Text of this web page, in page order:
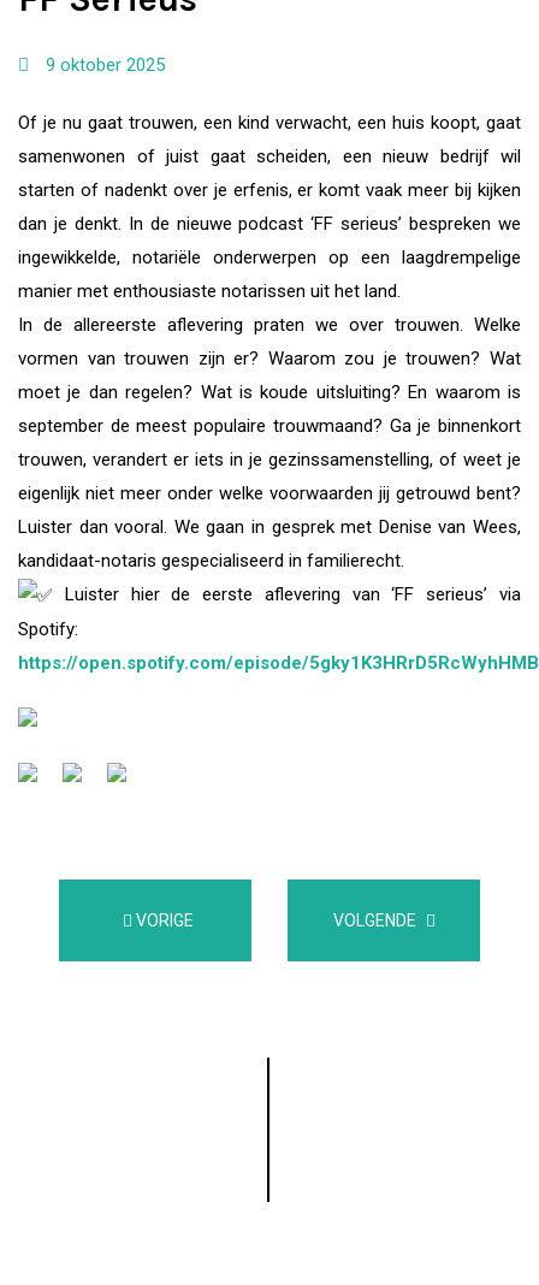
9 oktober 2025
Of je nu gaat trouwen, een kind verwacht, een huis koopt, gaat
samenwonen of juist gaat scheiden, een nieuw bedrijf wil
starten of nadenkt over je erfenis, er komt vaak meer bij kijken
dan je denkt. In de nieuwe podcast ‘FF serieus’ bespreken we
ingewikkelde, notariële onderwerpen op een laagdrempelige
manier met enthousiaste notarissen uit het land.
In de allereerste aflevering praten we over trouwen. Welke
vormen van trouwen zijn er? Waarom zou je trouwen? Wat
moet je dan regelen? Wat is koude uitsluiting? En waarom is
september de meest populaire trouwmaand? Ga je binnenkort
trouwen, verandert er iets in je gezinssamenstelling, of weet je
eigenlijk niet meer onder welke voorwaarden jij getrouwd bent?
Luister dan vooral. We gaan in gesprek met Denise van Wees,
kandidaat-notaris gespecialiseerd in familierecht.
Luister hier de eerste aflevering van ‘FF serieus’ via
Spotify:
https://open.spotify.com/episode/
VORIGE VOLGENDE